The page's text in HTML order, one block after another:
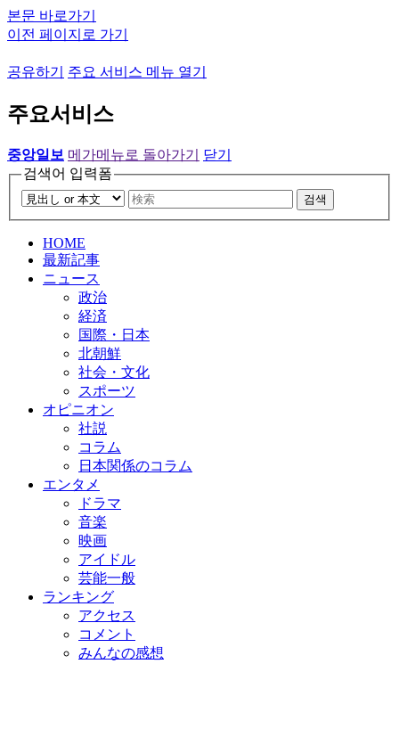
본문 바로가기
이전 페이지로 가기
공유하기 주요 서비스 메뉴 열기
주요서비스
중앙일보 메가메뉴로 돌아가기
닫기
검색어 입력폼
검색
HOME
最新記事
ニュース
政治
経済
国際・日本
北朝鮮
社会・文化
スポーツ
オピニオン
社説
コラム
日本関係のコラム
エンタメ
ドラマ
音楽
映画
アイドル
芸能一般
ランキング
アクセス
コメント
みんなの感想